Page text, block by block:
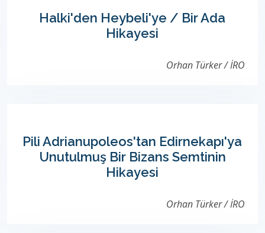
Halki'den Heybeli'ye / Bir Ada
Hikayesi
Orhan Türker / İRO
Pili Adrianupoleos'tan Edirnekapı'ya
Unutulmuş Bir Bizans Semtinin
Hikayesi
Orhan Türker / İRO